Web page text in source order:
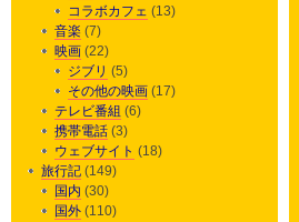
コラボカフェ (13)
音楽 (7)
映画 (22)
ジブリ (5)
その他の映画 (17)
テレビ番組 (6)
携帯電話 (3)
ウェブサイト (18)
旅行記 (149)
国内 (30)
国外 (110)